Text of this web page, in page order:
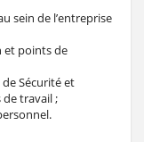
sein de l’entreprise
et points de
Sécurité et
travail ;